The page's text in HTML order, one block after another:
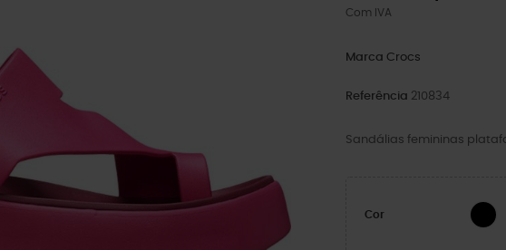
Com IVA
Marca Crocs
Referência 210834
Sandálias femininas
Cor